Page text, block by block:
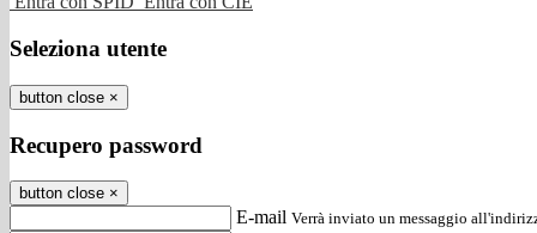
Seleziona utente
button close ×
Recupero password
button close ×
E-mail Verrà inviato un messaggio